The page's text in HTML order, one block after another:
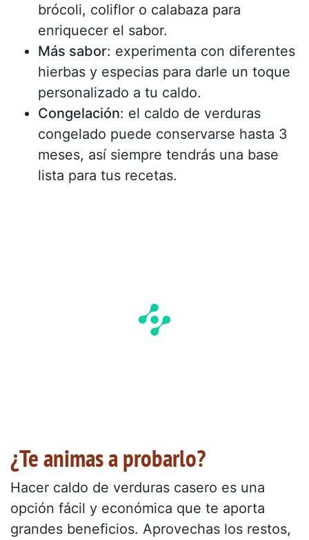
brócoli, coliflor o calabaza para
enriquecer el sabor.
Más sabor: experimenta con diferentes
hierbas y especias para darle un toque
personalizado a tu caldo.
Congelación: el caldo de verduras
congelado puede conservarse hasta 3
meses, así siempre tendrás una base
lista para tus recetas.
¿Te animas a probarlo?
Hacer caldo de verduras casero es una
opción fácil y económica que te aporta
grandes beneficios. Aprovechas los restos,